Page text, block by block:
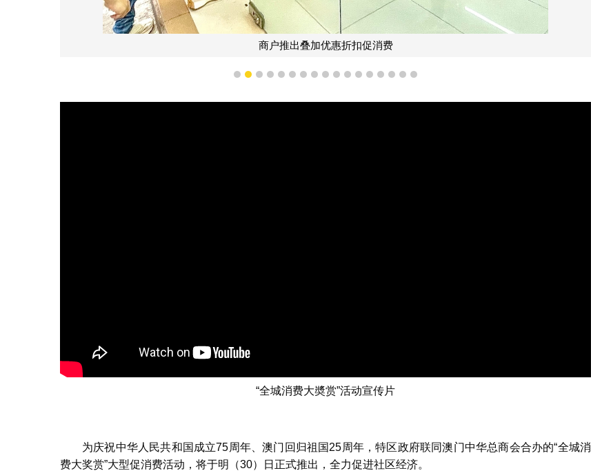
商户推出叠加优惠折扣促消费
1 2 3 4 5 6 7 8 9 1011121314151617
“全城消费大奬赏”活动宣传片
为庆祝中华人民共和国成立75周年、澳门回归祖国25周年，特区政府联同澳门中华总商会合办的“全城消
费大奖赏”大型促消费活动，将于明（30）日正式推出，全力促进社区经济。